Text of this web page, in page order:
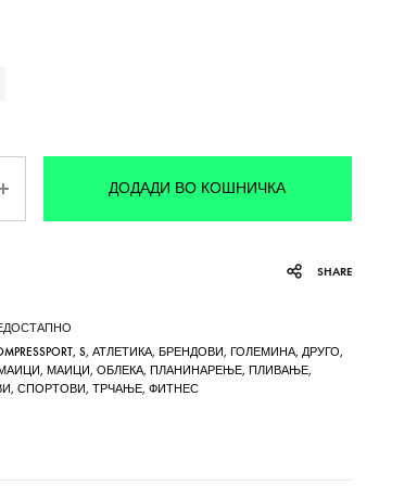
ДОДАДИ ВО КОШНИЧКА
SHARE
, S, АТЛЕТИКА, БРЕНДОВИ, ГОЛЕМИНА, ДРУГО,
, МАИЦИ, ОБЛЕКА, ПЛАНИНАРЕЊЕ, ПЛИВАЊЕ,
, СПОРТОВИ, ТРЧАЊЕ, ФИТНЕС